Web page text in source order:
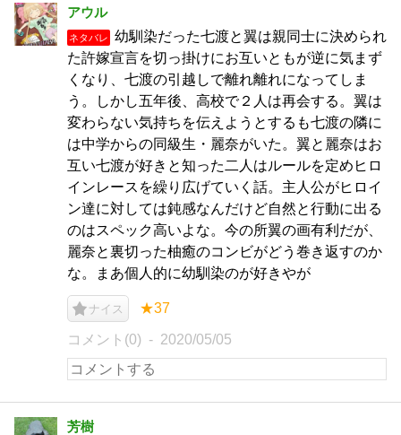
アウル
ネタバレ
幼馴染だった七渡と翼は親同士に決められ
た許嫁宣言を切っ掛けにお互いともが逆に気まず
くなり、七渡の引越しで離れ離れになってしま
う。しかし五年後、高校で２人は再会する。翼は
変わらない気持ちを伝えようとするも七渡の隣に
は中学からの同級生・麗奈がいた。翼と麗奈はお
互い七渡が好きと知った二人はルールを定めヒロ
インレースを繰り広げていく話。主人公がヒロイ
ン達に対しては鈍感なんだけど自然と行動に出る
のはスペック高いよな。今の所翼の画有利だが、
麗奈と裏切った柚癒のコンビがどう巻き返すのか
な。まあ個人的に幼馴染のが好きやが
ナイス ★37
コメント(0) 2020/05/05
芳樹